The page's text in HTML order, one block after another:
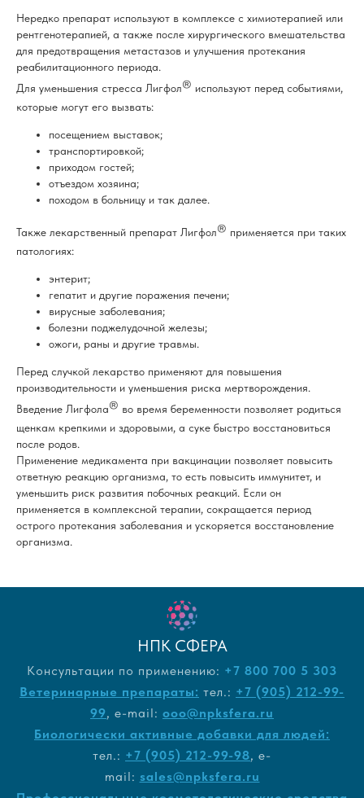
Нередко препарат используют в комплексе с химиотерапией или
рентгенотерапией, а также после хирургического вмешательства
для предотвращения метастазов и улучшения протекания
реабилитационного периода.
Для уменьшения стресса Лигфол® используют перед событиями,
которые могут его вызвать:
посещением выставок;
транспортировкой;
приходом гостей;
отъездом хозяина;
походом в больницу и так далее.
Также лекарственный препарат Лигфол® применяется при таких
патологиях:
энтерит;
гепатит и другие поражения печени;
вирусные заболевания;
болезни поджелудочной железы;
ожоги, раны и другие травмы.
Перед случкой лекарство применяют для повышения
производительности и уменьшения риска мертворождения.
Введение Лигфола® во время беременности позволяет родиться
щенкам крепкими и здоровыми, а суке быстро восстановиться
после родов.
Применение медикамента при вакцинации позволяет повысить
ответную реакцию организма, то есть повысить иммунитет, и
уменьшить риск развития побочных реакций. Если он
применяется в комплексной терапии, сокращается период
острого протекания заболевания и ускоряется восстановление
организма.
НПК СФЕРА
Консультации по применению: +7 800 700 5 303
Ветеринарные препараты: тел.: +7 (905) 212-99-
99, e-mail: ooo@npksfera.ru
Биологически активные добавки для людей:
тел.: +7 (905) 212-99-98, e-
mail: sales@npksfera.ru